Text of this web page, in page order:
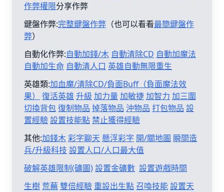
作弊權限分享作弊
鍵盤作弊:完整鍵盤作弊 （也可以看看最簡鍵盤作
弊）
自動化作弊:自動加錢/木 自動清除CD 自動加魔法
自動加生命 自動清人口 英雄自動無限重生
英雄類:加血魔/清除CD/負面Buff（負面魔法效
果）
復活英雄 升級 加力量 加敏捷加智力 加三圍
切換背包復制物品 掉落物品 沖物品 打包物品 設
置經驗設置技能點禁止獲得經驗
其他:加錢木彩字聊天 懸浮彩字 開/關地圖 瞬間造
兵/升級科技 設置人口/人口最大值
破解英雄限制(礦圖)設置金礦數 設置遊戲時間
生樹 荒蕪雙倍經驗 重設出生點召喚技能設置天